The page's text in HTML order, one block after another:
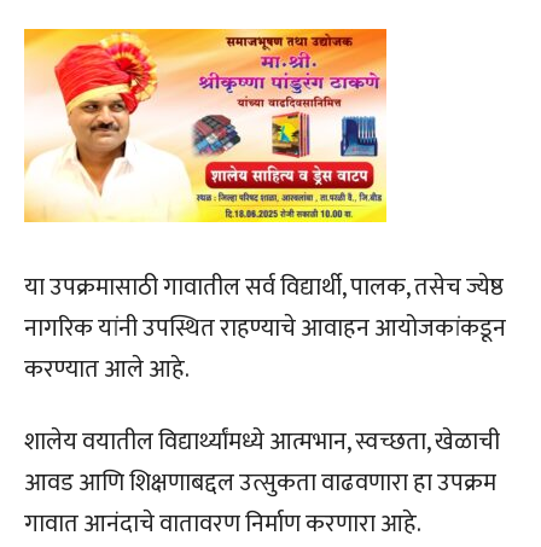
या उपक्रमासाठी गावातील सर्व विद्यार्थी, पालक, तसेच ज्येष्ठ
नागरिक यांनी उपस्थित राहण्याचे आवाहन आयोजकांकडून
करण्यात आले आहे.
शालेय वयातील विद्यार्थ्यांमध्ये आत्मभान, स्वच्छता, खेळाची
आवड आणि शिक्षणाबद्दल उत्सुकता वाढवणारा हा उपक्रम
गावात आनंदाचे वातावरण निर्माण करणारा आहे.